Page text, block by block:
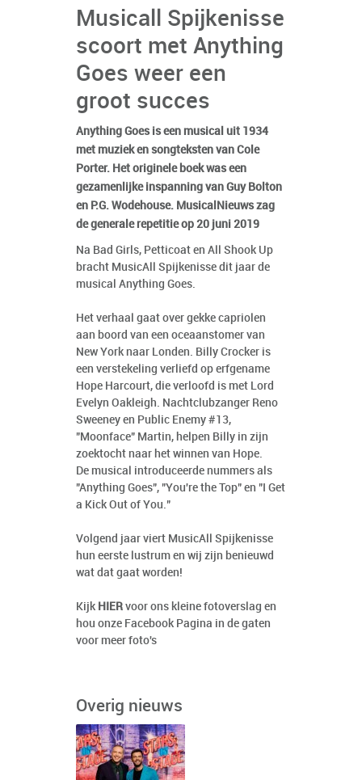
Musicall Spijkenisse
scoort met Anything
Goes weer een
groot succes
Anything Goes is een musical uit 1934
met muziek en songteksten van Cole
Porter. Het originele boek was een
gezamenlijke inspanning van Guy Bolton
en P.G. Wodehouse. MusicalNieuws zag
de generale repetitie op 20 juni 2019
Na Bad Girls, Petticoat en All Shook Up
bracht MusicAll Spijkenisse dit jaar de
musical Anything Goes.
Het verhaal gaat over gekke capriolen
aan boord van een oceaanstomer van
New York naar Londen. Billy Crocker is
een verstekeling verliefd op erfgename
Hope Harcourt, die verloofd is met Lord
Evelyn Oakleigh. Nachtclubzanger Reno
Sweeney en Public Enemy #13,
"Moonface" Martin, helpen Billy in zijn
zoektocht naar het winnen van Hope.
De musical introduceerde nummers als
"Anything Goes", "You're the Top" en "I Get
a Kick Out of You."
Volgend jaar viert MusicAll Spijkenisse
hun eerste lustrum en wij zijn benieuwd
wat dat gaat worden!
Kijk HIER voor ons kleine fotoverslag en
hou onze Facebook Pagina in de gaten
voor meer foto's
Overig nieuws